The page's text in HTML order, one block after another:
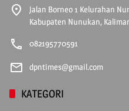
Jalan Borneo 1 Kelurahan
Kabupaten Nunukan,
082195770591
dpntimes@gmail.com
KATEGORI